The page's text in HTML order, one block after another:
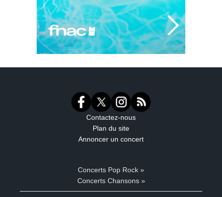
Contactez-nous
Plan du site
Annoncer un concert
Concerts Pop Rock »
Concerts Chansons »